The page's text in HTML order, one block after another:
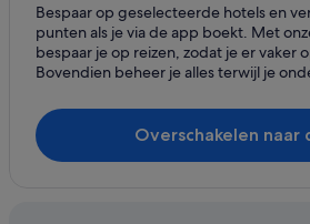
Bespaar op geselecteerde hotels en
punten als je via de app boekt. Met
bespaar je op reizen, zodat je er vaker
Bovendien beheer je alles terwijl je
Overschakelen naar